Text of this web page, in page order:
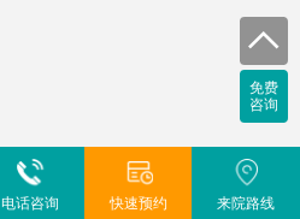
电话咨询 快速预约 来院路线
免费
咨询